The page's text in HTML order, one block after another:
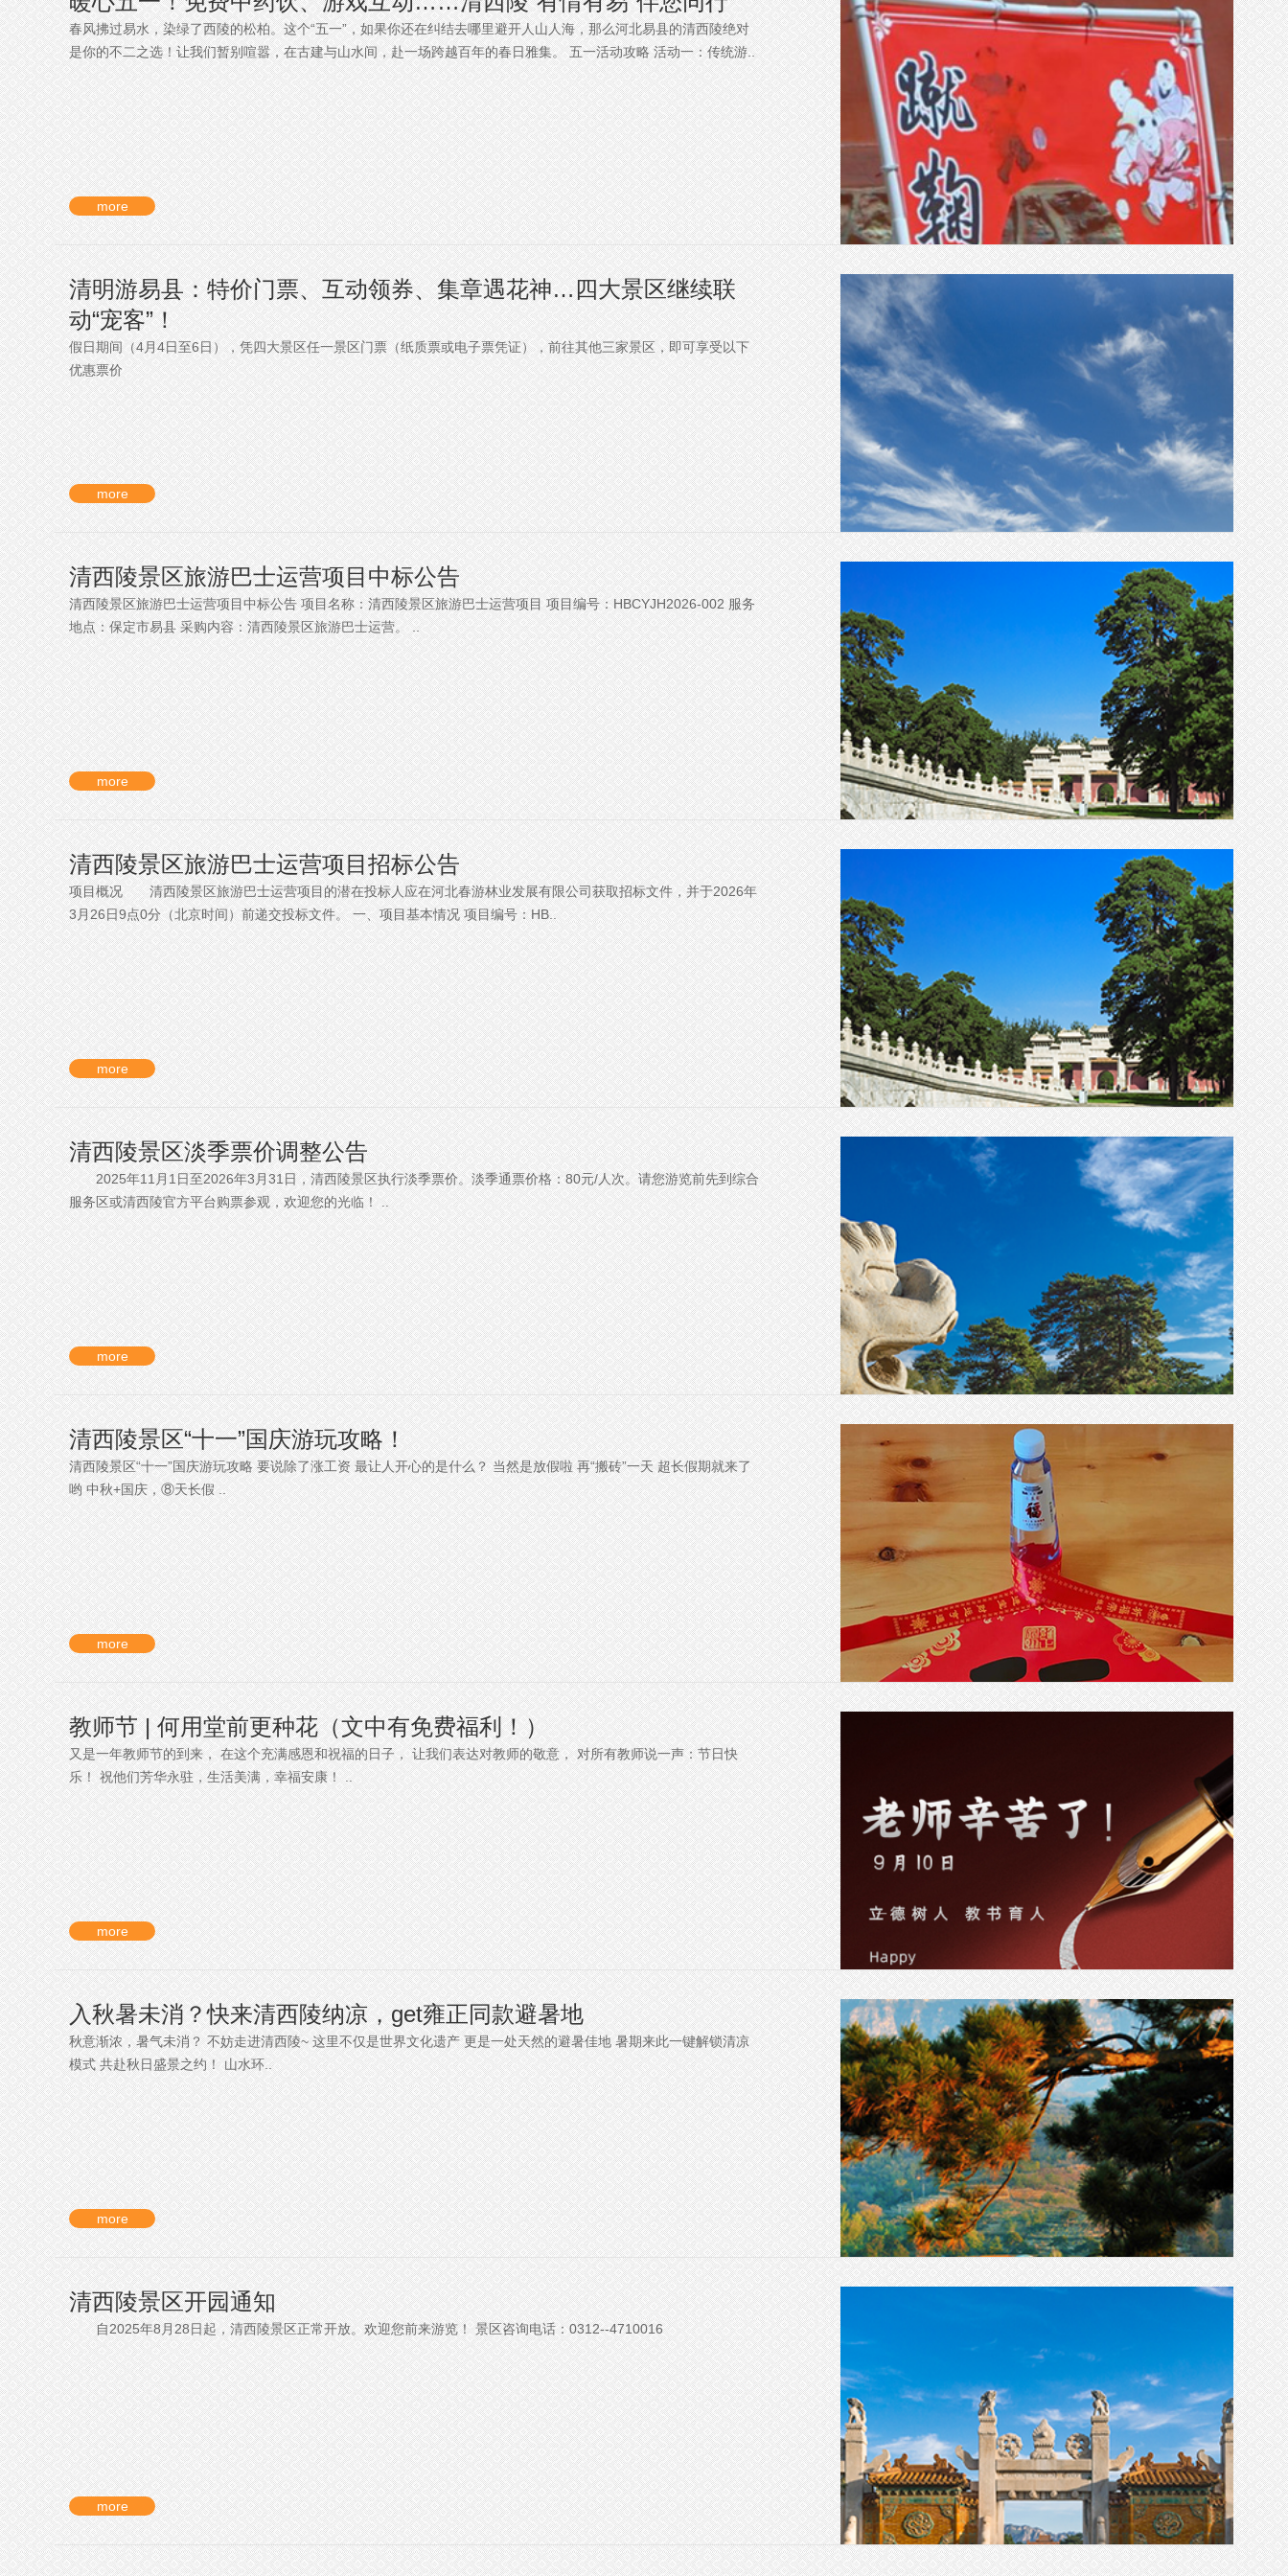
春风拂过易水，染绿了西陵的松柏。这个“五一”，如果你还在纠结去哪里避开人山人海，那么河北易县的清西陵绝对
是你的不二之选！让我们暂别喧嚣，在古建与山水间，赴一场跨越百年的春日雅集。 五一活动攻略 活动一：传统游..
more
清明游易县：特价门票、互动领券、集章遇花神…四大景区继续联
动“宠客”！
假日期间（4月4日至6日），凭四大景区任一景区门票（纸质票或电子票凭证），前往其他三家景区，即可享受以下
优惠票价
more
清西陵景区旅游巴士运营项目中标公告
清西陵景区旅游巴士运营项目中标公告 项目名称：清西陵景区旅游巴士运营项目 项目编号：HBCYJH2026-002 服务
地点：保定市易县 采购内容：清西陵景区旅游巴士运营。 ..
more
清西陵景区旅游巴士运营项目招标公告
项目概况 清西陵景区旅游巴士运营项目的潜在投标人应在河北春游林业发展有限公司获取招标文件，并于2026年
3月26日9点0分（北京时间）前递交投标文件。 一、项目基本情况 项目编号：HB..
more
清西陵景区淡季票价调整公告
2025年11月1日至2026年3月31日，清西陵景区执行淡季票价。淡季通票价格：80元/人次。请您游览前先到综合
服务区或清西陵官方平台购票参观，欢迎您的光临！ ..
more
清西陵景区“十一”国庆游玩攻略！
清西陵景区“十一”国庆游玩攻略 要说除了涨工资 最让人开心的是什么？ 当然是放假啦 再“搬砖”一天 超长假期就来了
哟 中秋+国庆，⑧天长假 ..
more
教师节 | 何用堂前更种花（文中有免费福利！）
又是一年教师节的到来， 在这个充满感恩和祝福的日子， 让我们表达对教师的敬意， 对所有教师说一声：节日快
乐！ 祝他们芳华永驻，生活美满，幸福安康！ ..
more
入秋暑未消？快来清西陵纳凉，get雍正同款避暑地
秋意渐浓，暑气未消？ 不妨走进清西陵~ 这里不仅是世界文化遗产 更是一处天然的避暑佳地 暑期来此一键解锁清凉
模式 共赴秋日盛景之约！ 山水环..
more
清西陵景区开园通知
自2025年8月28日起，清西陵景区正常开放。欢迎您前来游览！ 景区咨询电话：0312--4710016
more